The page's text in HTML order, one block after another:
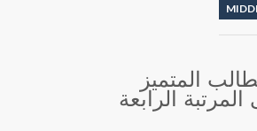
المتميز
الرابعة